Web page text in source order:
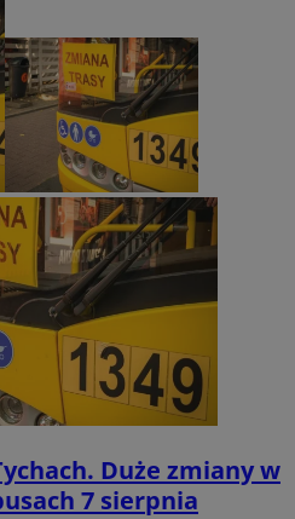
Duże zmiany w
7 sierpnia